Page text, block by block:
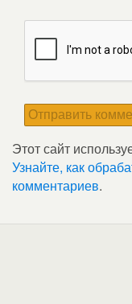
Этот сайт
Узнайте, как
комментариев.